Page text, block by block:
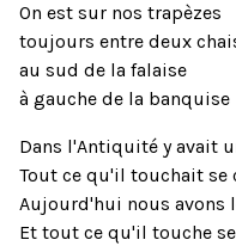
On est sur nos trapèzes
toujours entre deux
au sud de la falaise
à gauche de la banquise
Dans l'Antiquité y avait
Tout ce qu'il touchait se
Aujourd'hui nous avons
Et tout ce qu'il touche